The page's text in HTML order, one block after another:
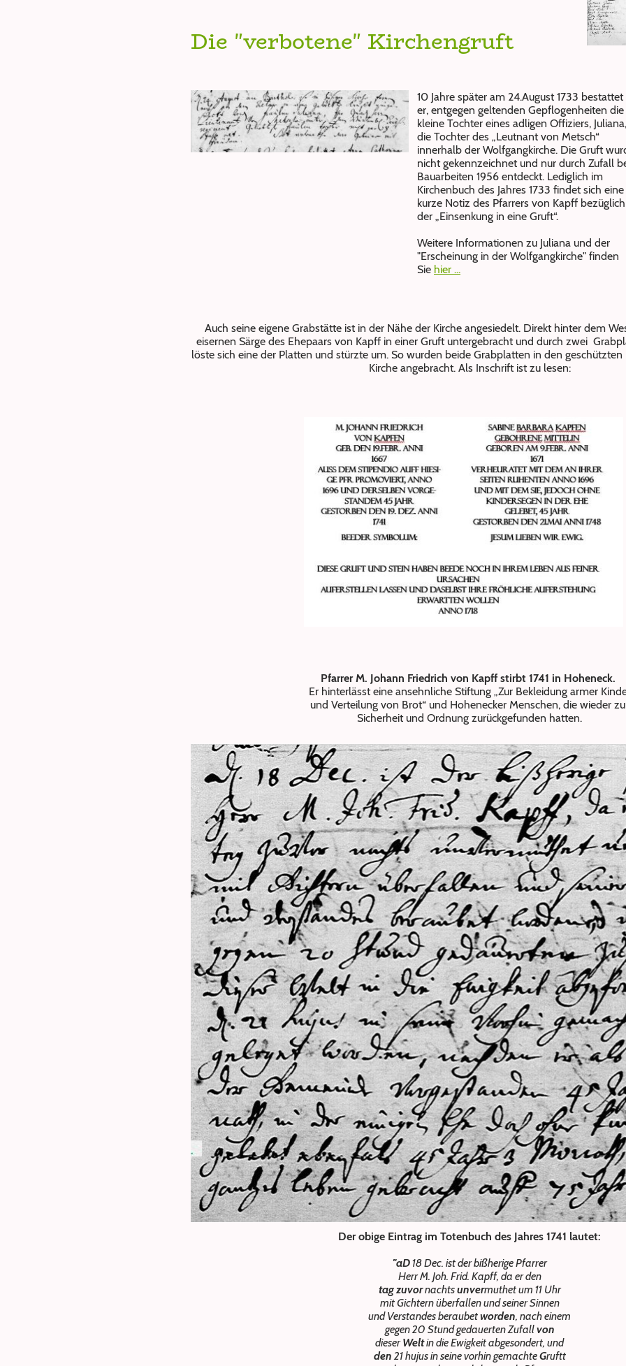
10 Jahre später am 24.August 1733 bestattet
er, entgegen geltenden Gepflogenheiten die
kleine Tochter eines adligen Offiziers, Juliana,
die Tochter des „Leutnant von Metsch“
innerhalb der Wolfgangkirche. Die Gruft
nicht gekennzeichnet und nur durch Zufall
Bauarbeiten 1956 entdeckt. Lediglich im
Kirchenbuch des Jahres 1733 findet sich eine
kurze Notiz des Pfarrers von Kapff bezüglich
der „Einsenkung in eine Gruft“.
Weitere Informationen zu Juliana und der
"Erscheinung in der Wolfgangkirche" finden
Sie hier ...
Die "verbotene" Kirchengruft
Auch seine eigene Grabstätte ist in der Nähe der Kirche angesiedelt. Direkt hinter dem
eisernen Särge des Ehepaars von Kapff in einer Gruft untergebracht und durch zwei
löste sich eine der Platten und stürzte um. So wurden beide Grabplatten in den
Kirche angebracht. Als Inschrift ist zu lesen:
Pfarrer M. Johann Friedrich von Kapff stirbt 1741 in Hoheneck.
Er hinterlässt eine ansehnliche Stiftung „Zur Bekleidung armer
und Verteilung von Brot“ und Hohenecker Menschen, die wieder
Sicherheit und Ordnung zurückgefunden hatten.
Der obige Eintrag im Totenbuch des Jahres 1741 lautet:
"aD18 Dec. ist der bißherige Pfarrer
Herr M. Joh. Frid. Kapff, da er den
tagzuvornachtsunvermuthet um 11 Uhr
mit Gichtern überfallen und seiner Sinnen
und Verstandes beraubetworden, nach einem
gegen 20 Stund gedauerten Zufallvon
dieserWeltin die Ewigkeit abgesondert, und
den21 hujus in seine vorhin gemachteGruftt